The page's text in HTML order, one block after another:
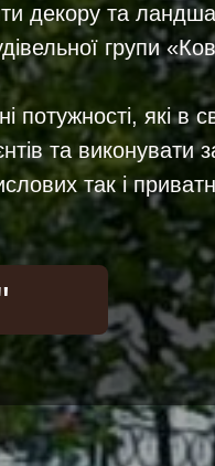
декору та
групи
потужності, які в
та виконувати
так і